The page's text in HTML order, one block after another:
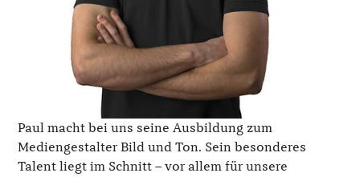
Paul macht bei uns seine Ausbildung zum
Mediengestalter Bild und Ton. Sein besonderes
Talent liegt im Schnitt – vor allem für unsere